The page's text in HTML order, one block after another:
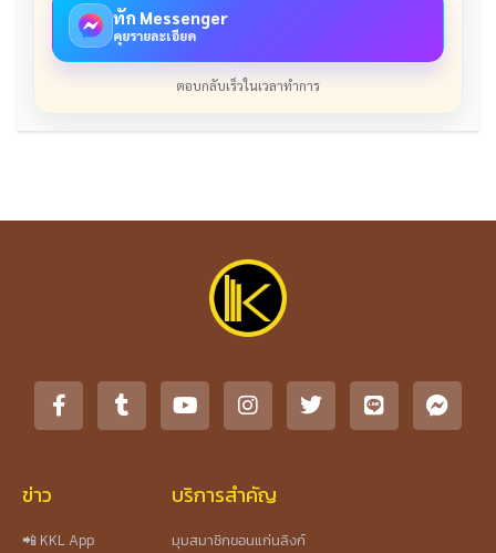
ทัก Messenger
คุยรายละเอียด
ตอบกลับเร็วในเวลาทำการ
ข่าว
📲 KKL App
บริการสำคัญ
มุมสมาชิกขอนแก่นลิงก์